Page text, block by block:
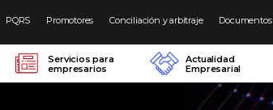
PQRS Promotores Conciliación y arbitraje Documentos
Servicios para
empresarios
Actualidad
Empresarial